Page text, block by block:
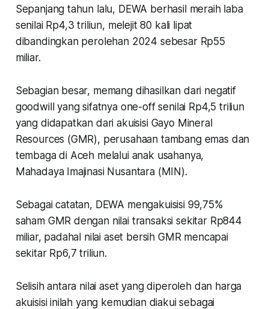
Sepanjang tahun lalu, DEWA berhasil meraih laba
senilai Rp4,3 triliun, melejit 80 kali lipat
dibandingkan perolehan 2024 sebesar Rp55
miliar.
Sebagian besar, memang dihasilkan dari negatif
goodwillyang sifatnya one-offsenilai Rp4,5 triliun
yang didapatkan dari akuisisi Gayo Mineral
Resources (GMR), perusahaan tambang emas dan
tembaga di Aceh melalui anak usahanya,
Mahadaya Imajinasi Nusantara (MIN).
Sebagai catatan, DEWA mengakuisisi 99,75%
saham GMR dengan nilai transaksi sekitar Rp844
miliar, padahal nilai aset bersih GMR mencapai
sekitar Rp6,7 triliun.
Selisih antara nilai aset yang diperoleh dan harga
akuisisi inilah yang kemudian diakui sebagai